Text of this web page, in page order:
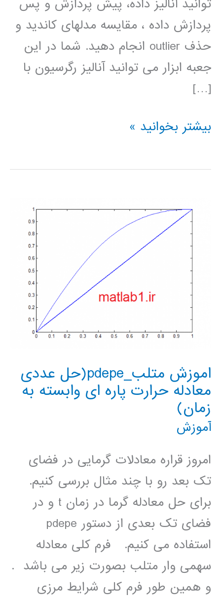
توانید آنالیز داده، پیش پردازش و پس
پردازش داده ، مقایسه مدلهای کاندید و
حذف outlier انجام دهید. شما در این
جعبه ابزار می توانید آنالیز رگرسیون با
[…]
فیلم
فارسی
ابزار
برازش
منحنی
متلب
بیشتر بخوانید »
اموزش متلب_pdepe(حل عددی
معادله حرارت پاره ای وابسته به
زمان)
آموزش
امروز قراره معادلات گرمایی در فضای
تک بعد رو با چند مثال بررسی کنیم.
برای حل معادله گرما در زمان t و در
فضای تک بعدی از دستور pdepe
استفاده می کنیم. فرم کلی معادله
سھمی وار متلب بصورت زیر می باشد .
و ھمین طور فرم کلی شرایط مرزی